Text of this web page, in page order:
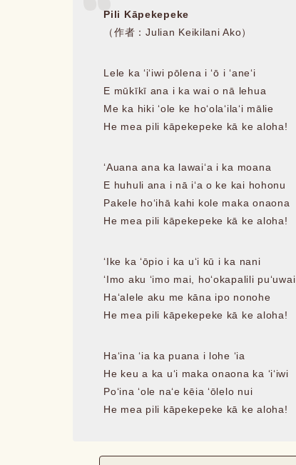
Pili Kāpekepeke
（作者：Julian Keikilani Ako）
Lele ka ʻiʻiwi pōlena i ʻō i ʻaneʻi
E mūkīkī ana i ka wai o nā lehua
Me ka hiki ʻole ke hoʻolaʻilaʻi mālie
He mea pili kāpekepeke kā ke aloha!
ʻAuana ana ka lawaiʻa i ka moana
E huhuli ana i nā iʻa o ke kai hohonu
Pakele hoʻihā kahi kole maka onaona
He mea pili kāpekepeke kā ke aloha!
ʻIke ka ʻōpio i ka uʻi kū i ka nani
ʻImo aku ʻimo mai, hoʻokapalili puʻuwai
Haʻalele aku me kāna ipo nonohe
He mea pili kāpekepeke kā ke aloha!
Haʻina ʻia ka puana i lohe ʻia
He keu a ka uʻi maka onaona ka ʻiʻiwi
Poʻina ʻole naʻe kēia ʻōlelo nui
He mea pili kāpekepeke kā ke aloha!